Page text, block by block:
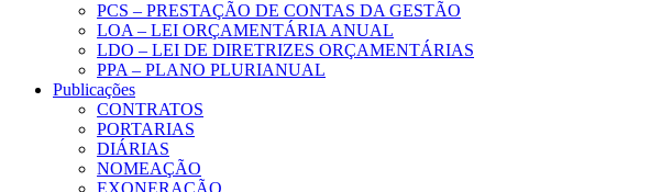
PCS – PRESTAÇÃO DE CONTAS DA GESTÃO
LOA – LEI ORÇAMENTÁRIA ANUAL
LDO – LEI DE DIRETRIZES ORÇAMENTÁRIAS
PPA – PLANO PLURIANUAL
Publicações
CONTRATOS
PORTARIAS
DIÁRIAS
NOMEAÇÃO
EXONERAÇÃO